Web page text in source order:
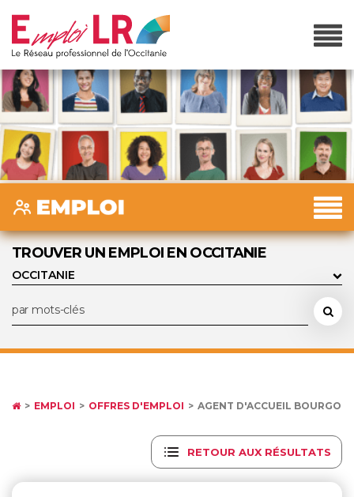
TROUVER UN EMPLOI EN OCCITANIE
EMPLOI OFFRES D'EMPLOI AGENT D'ACCUEIL
RETOUR AUX RÉSULTATS